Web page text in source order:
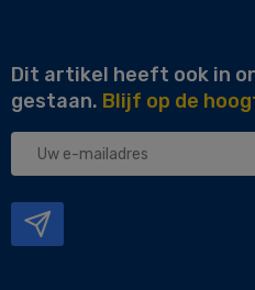
Dit artikel heeft ook in
gestaan. Blijf op de
Uw